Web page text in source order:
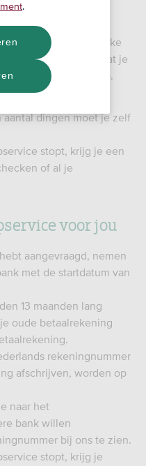
van de gezamenlijke
zorgt ervoor dat je
tijdens de overstap.
13 maanden lang
aantal dingen moet je zelf
stopt, krijg je een
of al je
voor jou
aangevraagd, nemen
met de startdatum van
13 maanden lang
oude betaalrekening
rekeningnummer
afschrijven, worden op
naar het
bank willen
bij ons te zien.
stopt, krijg je
.